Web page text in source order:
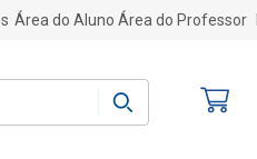
Área do Aluno Área do Professor